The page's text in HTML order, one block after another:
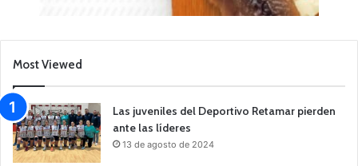
Most Viewed
Las juveniles del Deportivo Retamar pierden
ante las líderes
13 de agosto de 2024